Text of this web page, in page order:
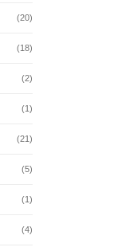
(20)
(18)
(2)
(1)
(21)
(5)
(1)
(4)